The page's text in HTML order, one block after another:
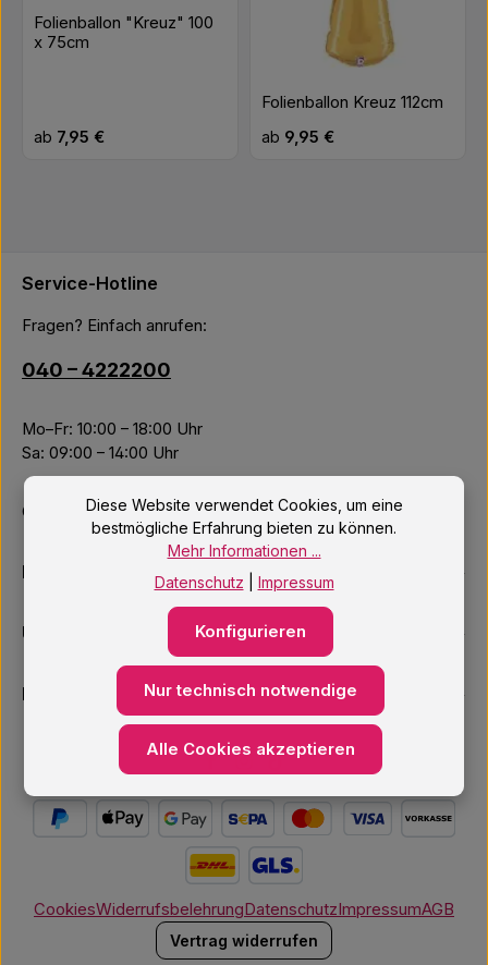
Folienballon "Kreuz" 100
x 75cm
Regulärer Preis:
ab 7,95 €
Folienballon Kreuz 112cm
Regulärer Preis:
ab 9,95 €
Service-Hotline
Fragen? Einfach anrufen:
040 – 4222200
Mo–Fr: 10:00 – 18:00 Uhr
Sa: 09:00 – 14:00 Uhr
Oder über unserKontaktformular.
Informationen
Unsere Services
Newsletter
CookiesWiderrufsbelehrungDatenschutzImpressumAGB
Vertrag widerrufen
Diese Website verwendet Cookies, um eine
bestmögliche Erfahrung bieten zu können.
Mehr Informationen ...
Datenschutz
Impressum
Nur technisch notwendige
Konfigurieren
Alle Cookies akzeptieren